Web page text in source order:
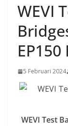
WEVI
EP150
5 Februari 2024
WEVI Test